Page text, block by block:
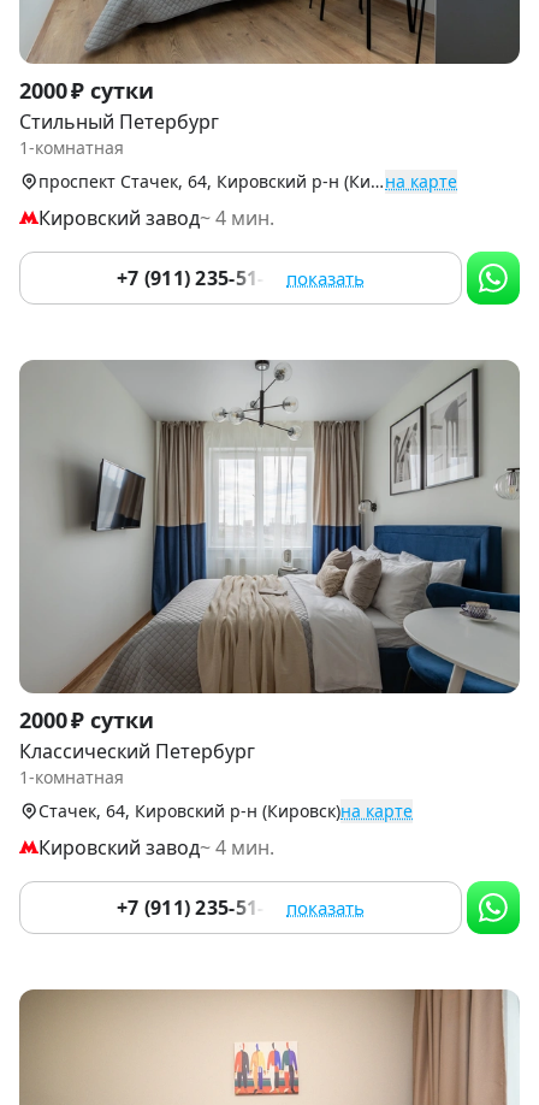
Item
1
of
4
2000 ₽ сутки
Стильный Петербург
1-комнатная
проспект Стачек, 64, Кировский р-н (Кировск)на карте
Кировский завод~ 4 мин.
+7 (911) 235-51-10 показать
Item
1
of
2000 ₽ сутки
Классический Петербург
1-комнатная
Стачек, 64, Кировский р-н (Кировск)на карте
Кировский завод~ 4 мин.
+7 (911) 235-51-10 показать